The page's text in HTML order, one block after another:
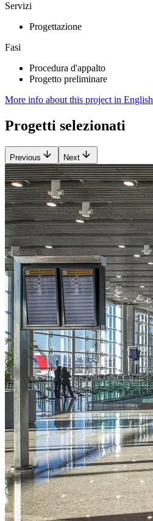
Servizi
Progettazione
Fasi
Procedura d'appalto
Progetto preliminare
More info about this project in English
Progetti selezionati
Previous Next